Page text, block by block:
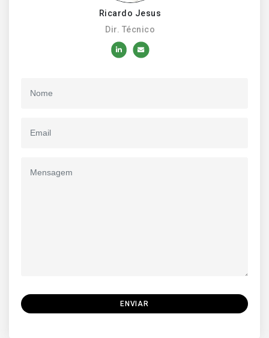
Ricardo Jesus
Dir. Técnico
ENVIAR